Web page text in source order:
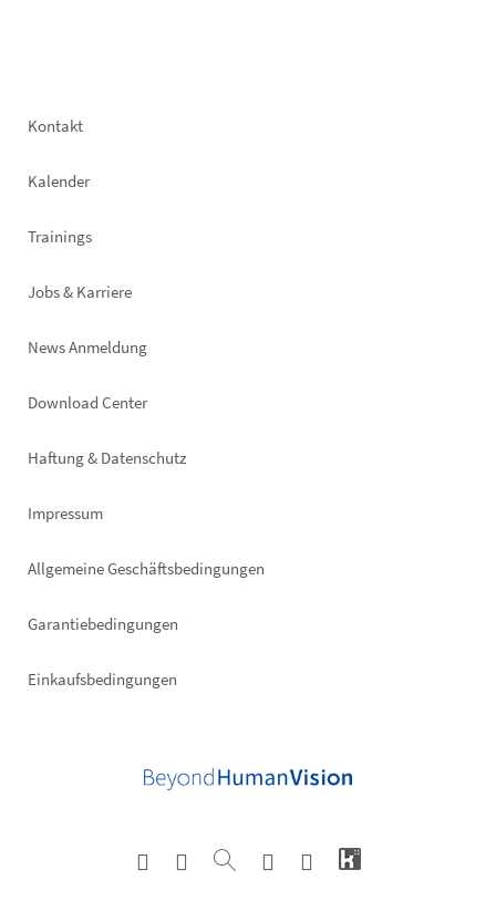
Footer
Kontakt
Kalender
Trainings
Jobs & Karriere
News Anmeldung
Footer
Download Center
Haftung & Datenschutz
Impressum
Allgemeine Geschäftsbedingungen
Garantiebedingungen
Einkaufsbedingungen